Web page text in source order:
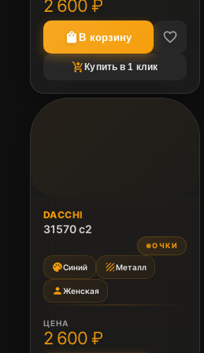
2 600 ₽
shopping_bagВ корзину favorite_border
shopping_cart_checkoutКупить в 1 клик
DACCHI
31570 c2
●ОЧКИ
paletteСиний textureМеталл
personЖенская
ЦЕНА
2 600 ₽